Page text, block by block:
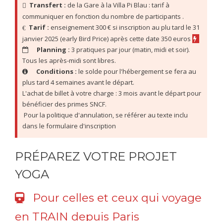
Transfert : de la Gare à la Villa Pi Blau : tarif à
communiquer en fonction du nombre de participants .
Tarif : enseignement 300 € si inscription au plu tard le 31
janvier 2025 (early Bird Price) après cette date 350 euros
Planning : 3 pratiques par jour (matin, midi et soir).
Tous les après-midi sont libres.
Conditions : le solde pour l'hébergement se fera au
plus tard 4 semaines avant le départ.
L'achat de billet à votre charge : 3 mois avant le départ pour
bénéficier des primes SNCF.
dans le formulaire d'inscription
PRÉPAREZ VOTRE PROJET
YOGA
Pour celles et ceux qui voyage
en TRAIN depuis Paris